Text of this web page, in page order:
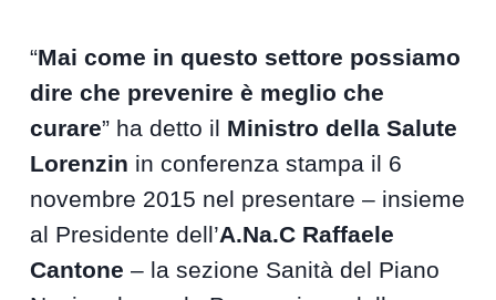
“Mai come in questo settore possiamo
dire che prevenire è meglio che
curare” ha detto il Ministro della Salute
Lorenzin in conferenza stampa il 6
novembre 2015 nel presentare – insieme
al Presidente dell’A.Na.C Raffaele
Cantone – la sezione Sanità del Piano